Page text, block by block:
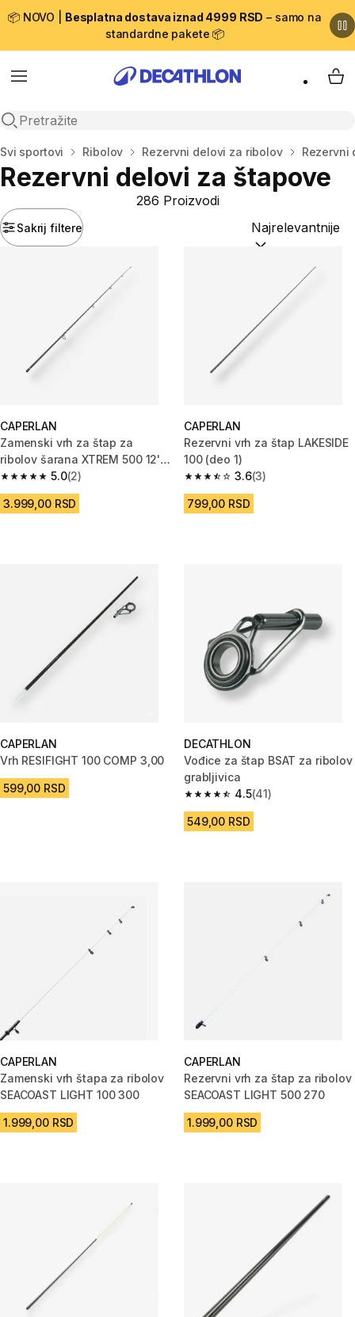
📦 NOVO | Besplatna dostava iznad 4999 RSD – samo na
standardne pakete 📦
Menu
Open search
My
Početna stranica
Svi sportovi Ribolov Rezervni delovi za ribolov Rezervni
Rezervni delovi za štapove
Sakrij filtere
286 Proizvodi
Sortiraj po:
CAPERLAN
Zamenski vrh za štap za
ribolov šarana XTREM 500 12'
(360 cm) 5.0
5.0 od 5 zvezdica from 2 Recenzije
(2)
3.999,00 RSD
CAPERLAN
Rezervni vrh za štap LAKESIDE
100 (deo 1)
3.6
3.6 od 5 zvezdica from 3
(3)
799,00 RSD
CAPERLAN
Vrh RESIFIGHT 100 COMP 3,00
599,00 RSD
DECATHLON
Vođice za štap BSAT za ribolov
grabljivica
4.5
4.5 od 5 zvezdica from 41
(41)
549,00 RSD
CAPERLAN
Zamenski vrh štapa za ribolov
SEACOAST LIGHT 100 300
1.999,00 RSD
CAPERLAN
Rezervni vrh za štap za ribolov
SEACOAST LIGHT 500 270
1.999,00 RSD